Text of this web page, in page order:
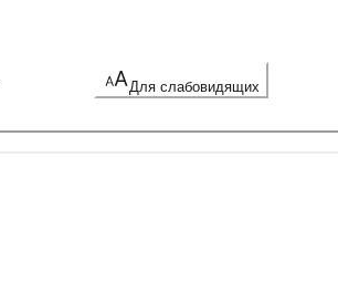
Для слабовидящих